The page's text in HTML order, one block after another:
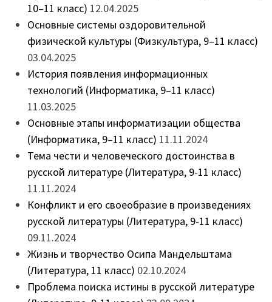
10–11 класс) 12.04.2025
Основные системы оздоровительной
физической культуры (Физкультура, 9–11 класс)
03.04.2025
История появления информационных
технологий (Информатика, 9–11 класс)
11.03.2025
Основные этапы информатизации общества
(Информатика, 9–11 класс) 11.11.2024
Тема чести и человеческого достоинства в
русской литературе (Литература, 9-11 класс)
11.11.2024
Конфликт и его своеобразие в произведениях
русской литературы (Литература, 9-11 класс)
09.11.2024
Жизнь и творчество Осипа Мандельштама
(Литература, 11 класс) 02.10.2024
Проблема поиска истины в русской литературе